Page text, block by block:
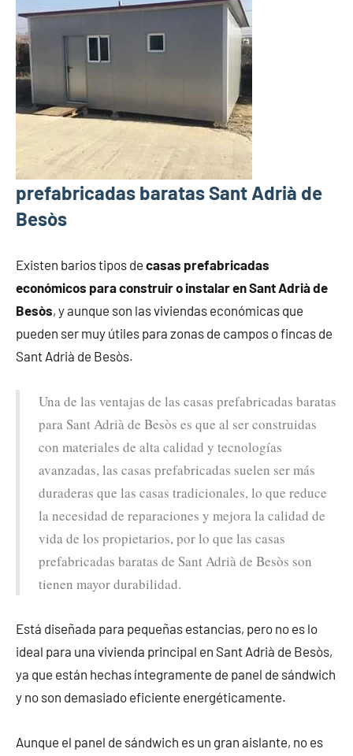
prefabricadas baratas Sant Adrià de
Besòs
Existen barios tipos de casas prefabricadas
económicos para construir o instalar en Sant Adrià de
Besòs, y aunque son las viviendas económicas que
pueden ser muy útiles para zonas de campos o fincas de
Sant Adrià de Besòs.
Una de las ventajas de las casas prefabricadas baratas
para Sant Adrià de Besòs es que al ser construidas
con materiales de alta calidad y tecnologías
avanzadas, las casas prefabricadas suelen ser más
duraderas que las casas tradicionales, lo que reduce
la necesidad de reparaciones y mejora la calidad de
vida de los propietarios, por lo que las casas
prefabricadas baratas de Sant Adrià de Besòs son
tienen mayor durabilidad.
Está diseñada para pequeñas estancias, pero no es lo
ideal para una vivienda principal en Sant Adrià de Besòs,
ya que están hechas íntegramente de panel de sándwich
y no son demasiado eficiente energéticamente.
Aunque el panel de sándwich es un gran aislante, no es